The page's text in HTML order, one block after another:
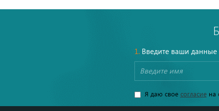
1.Введите ваши данные
Я даю свое согласиена